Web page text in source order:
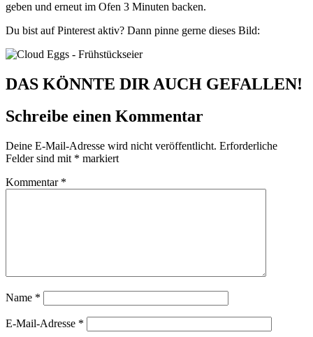
geben und erneut im Ofen 3 Minuten backen.
Du bist auf Pinterest aktiv? Dann pinne gerne dieses Bild:
DAS KÖNNTE DIR AUCH GEFALLEN!
Schreibe einen Kommentar
Deine E-Mail-Adresse wird nicht veröffentlicht. Erforderliche
Felder sind mit * markiert
Kommentar *
Name *
E-Mail-Adresse *